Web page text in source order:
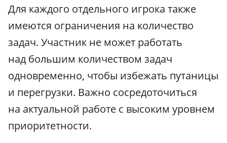
Для каждого отдельного игрока также
имеются ограничения на количество
задач. Участник не может работать
над большим количеством задач
одновременно, чтобы избежать путаницы
и перегрузки. Важно сосредоточиться
на актуальной работе с высоким уровнем
приоритетности.